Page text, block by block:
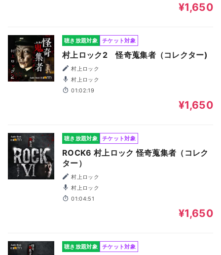
¥1,650
聴き放題対象 チケット対象
村上ロック2 怪奇蒐集者（コレクター)
村上ロック
村上ロック
01:02:19
¥1,650
聴き放題対象 チケット対象
ROCK6 村上ロック 怪奇蒐集者（コレク
ター）
村上ロック
村上ロック
01:04:51
¥1,650
聴き放題対象 チケット対象